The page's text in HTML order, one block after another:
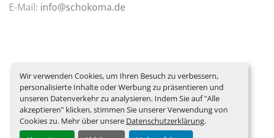
Wir verwenden Cookies, um Ihren Besuch zu verbessern,
personalisierte Inhalte oder Werbung zu präsentieren und
unseren Datenverkehr zu analysieren. Indem Sie auf "Alle
akzeptieren" klicken, stimmen Sie unserer Verwendung von
Cookies zu. Mehr über unsere Datenschutzerklärung.
E-Mail: info@schokoma.de